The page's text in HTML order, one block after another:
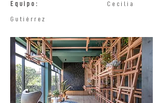
Equipo: Cecilia
Gutiérrez